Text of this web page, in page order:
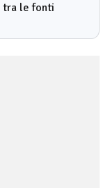
tra le fonti